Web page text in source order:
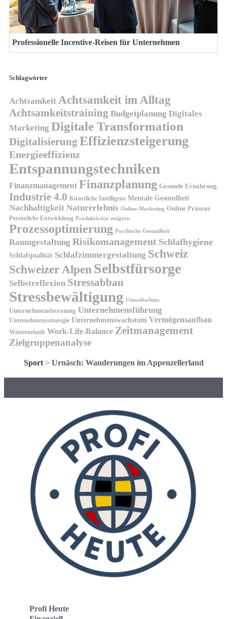
Professionelle Incentive-Reisen für Unternehmen
Schlagwörter
Achtsamkeit Achtsamkeit im Alltag
Achtsamkeitstraining Budgetplanung Digitales
Marketing Digitale Transformation
Digitalisierung Effizienzsteigerung
Energieeffizienz
Entspannungstechniken
Finanzmanagement Finanzplanung Gesunde Ernährung
Industrie 4.0 Künstliche Intelligenz Mentale Gesundheit
Nachhaltigkeit Naturerlebnis Online-Marketing Online Präsenz
Persönliche Entwicklung Produktivität steigern
Prozessoptimierung Psychische Gesundheit
Raumgestaltung Risikomanagement Schlafhygiene
Schlafqualität Schlafzimmergestaltung Schweiz
Schweizer Alpen Selbstfürsorge
Selbstreflexion Stressabbau
Stressbewältigung Umweltschutz
Unternehmensberatung Unternehmensführung
Unternehmensstrategie Unternehmenswachstum Vermögensaufbau
Winterurlaub Work-Life-Balance Zeitmanagement
Zielgruppenanalyse
Sport> Urnäsch: Wanderungen im Appenzellerland
Profi Heute